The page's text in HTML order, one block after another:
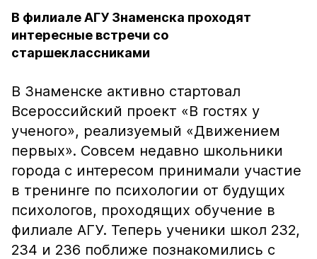
В филиале АГУ Знаменска проходят
интересные встречи со
старшеклассниками
В Знаменске активно стартовал
Всероссийский проект «В гостях у
ученого», реализуемый «Движением
первых». Совсем недавно школьники
города с интересом принимали участие
в тренинге по психологии от будущих
психологов, проходящих обучение в
филиале АГУ. Теперь ученики школ 232,
234 и 236 поближе познакомились с